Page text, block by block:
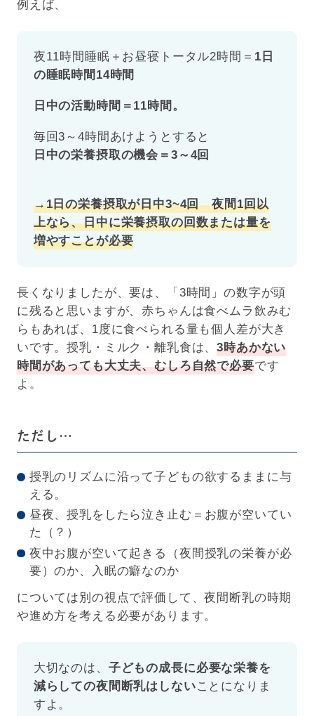
例えば、
夜11時間睡眠＋お昼寝トータル2時間＝ 1日
の睡眠時間14時間
日中の活動時間＝11時間。
毎回3～4時間あけようとすると
日中の栄養摂取の機会＝3～4回
→1日の栄養摂取が日中3~4回 夜間1回以
上なら、日中に栄養摂取の回数または量を
増やすことが必要
長くなりましたが、要は、「3時間」の数字が頭
に残ると思いますが、赤ちゃんは食べムラ飲みむ
らもあれば、1度に食べられる量も個人差が大き
いです。授乳・ミルク・離乳食は、3時あかない
時間があっても大丈夫、むしろ自然で必要です
よ。
ただし…
授乳のリズムに沿って子どもの欲するままに与
える。
昼夜、授乳をしたら泣き止む＝お腹が空いてい
た（？）
夜中お腹が空いて起きる（夜間授乳の栄養が必
要）のか、入眠の癖なのか
については別の視点で評価して、夜間断乳の時期
や進め方を考える必要があります。
大切なのは、 子どもの成長に必要な栄養を
減らしての夜間断乳はしないことになりま
すよ。